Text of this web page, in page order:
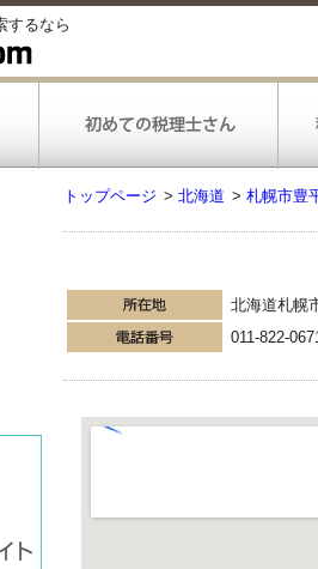
するなら
トップページ > 北海道 > 札幌市豊
北海道札幌
011-822-